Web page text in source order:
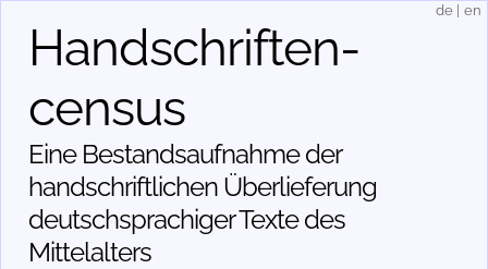
Handschriften­
census
Eine Bestandsaufnahme der
handschriftlichen Über­lieferung
deutschsprachiger Texte des
Mittelalters
de en